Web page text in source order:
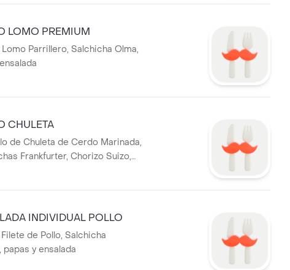
LOMO PREMIUM
Parrillero, Salchicha Olma,
CHULETA
de Chuleta de Cerdo Marinada,
Frankfurter, Chorizo Suizo,
con queso javierino, papas
INDIVIDUAL POLLO
de Pollo, Salchicha
papas y ensalada